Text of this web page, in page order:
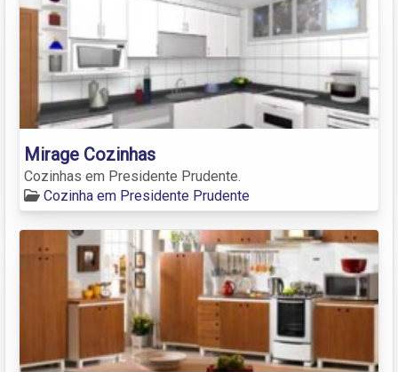
Mirage Cozinhas
Cozinhas em Presidente Prudente.
Cozinha em Presidente Prudente